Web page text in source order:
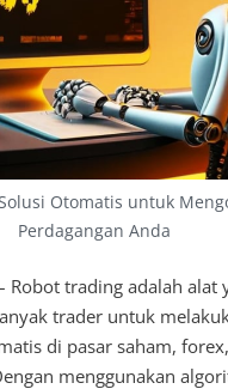
Otomatis untuk
Perdagangan Anda
Robot trading adalah alat
trader untuk
di pasar saham,
menggunakan